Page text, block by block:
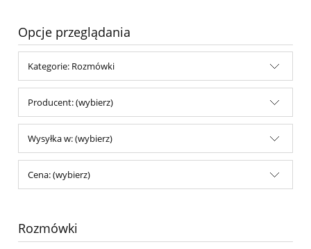
Opcje przeglądania
Kategorie: Rozmówki
Producent: (wybierz)
Wysyłka w: (wybierz)
Cena: (wybierz)
Rozmówki